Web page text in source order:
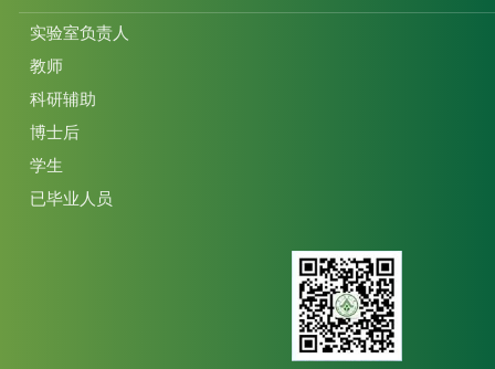
实验室负责人
教师
科研辅助
博士后
学生
已毕业人员